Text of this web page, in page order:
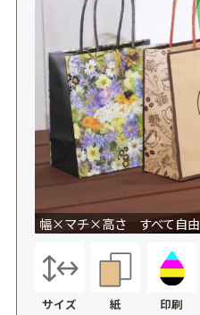
幅×マチ×高さ すべて自由
サイズ 紙 印刷